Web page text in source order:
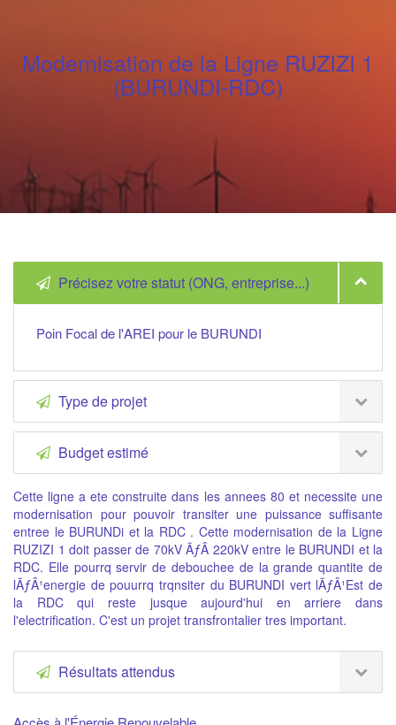
Modernisation de la Ligne RUZIZI 1
(BURUNDI-RDC)
Précisez votre statut (ONG, entreprise...)
Poin Focal de l'AREI pour le BURUNDI
Type de projet
Budget estimé
Cette ligne a ete construite dans les annees 80 et necessite une
modernisation pour pouvoir transiter une puissance suffisante
entree le BURUNDi et la RDC . Cette modernisation de la Ligne
RUZIZI 1 doit passer de 70kV ÃƒÂ 220kV entre le BURUNDI et la
RDC. Elle pourrq servir de debouchee de la grande quantite de
lÃƒÂ¹energie de pouurrq trqnsiter du BURUNDI vert lÃƒÂ¹Est de
la RDC qui reste jusque aujourd'hui en arriere dans
l'electrification. C'est un projet transfrontalier tres important.
Résultats attendus